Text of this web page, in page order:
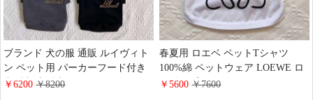
ブランド 犬の服 通販 ルイヴィト
ン ペット用 パーカーフード付き
中型犬 大型犬 LV ドッグウェア
￥6200￥8200
春夏用 ロエベ ペットTシャツ
100%綿 ペットウェア LOEWE ロ
ゴ付きプリントtシャツ ワンちゃ
￥5600￥7600